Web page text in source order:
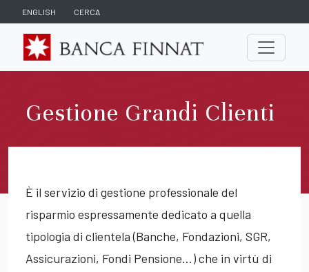
ENGLISH CERCA
Gestione Grandi Clienti
È il servizio di gestione professionale del
risparmio espressamente dedicato a quella
tipologia di clientela (Banche, Fondazioni, SGR,
Assicurazioni, Fondi Pensione…) che in virtù di